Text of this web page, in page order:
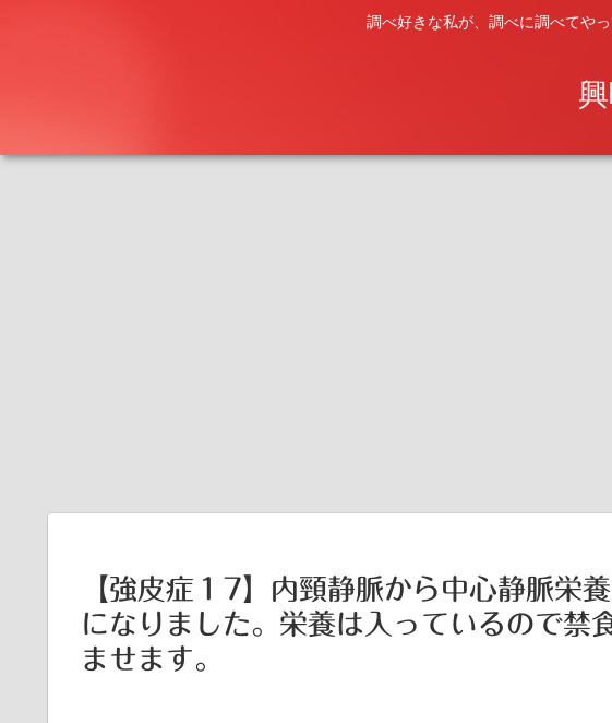
調べ好きな私が、調べに調べてや
【強皮症１7】内頸静脈から中心静脈栄
になりました。栄養は入っているので禁
ませます。